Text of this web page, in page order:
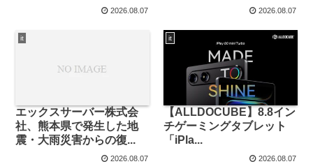
2026.08.07 2026.08.07
it
エックスサーバー株式会
社、熊本県で発生した地
震・大雨災害からの復...
2026.08.07
it
【ALLDOCUBE】8.8イン
チゲーミングタブレット
「iPla...
2026.08.07